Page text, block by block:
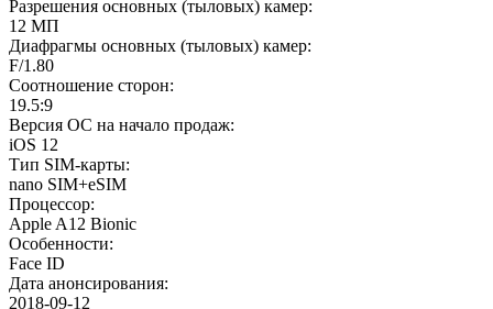
Разрешения основных (тыловых) камер:
12 МП
Диафрагмы основных (тыловых) камер:
F/1.80
Соотношение сторон:
19.5:9
Версия ОС на начало продаж:
iOS 12
Тип SIM-карты:
nano SIM+eSIM
Процессор:
Apple A12 Bionic
Особенности:
Face ID
Дата анонсирования:
2018-09-12